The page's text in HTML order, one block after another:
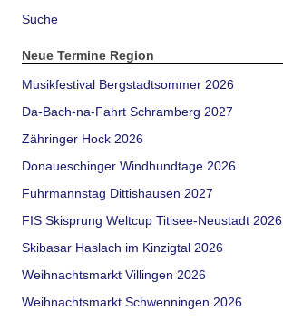
Suche
Neue Termine Region
Musikfestival Bergstadtsommer 2026
Da-Bach-na-Fahrt Schramberg 2027
Zähringer Hock 2026
Donaueschinger Windhundtage 2026
Fuhrmannstag Dittishausen 2027
FIS Skisprung Weltcup Titisee-Neustadt 2026
Skibasar Haslach im Kinzigtal 2026
Weihnachtsmarkt Villingen 2026
Weihnachtsmarkt Schwenningen 2026